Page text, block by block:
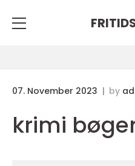
07. November 2023 by
krimi